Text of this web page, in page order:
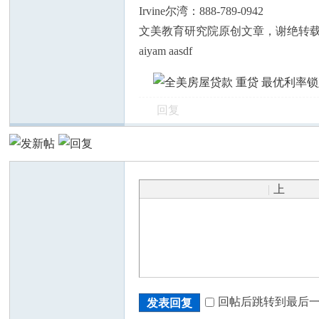
Irvine尔湾：888-789-0942
文美教育研究院原创文章，谢绝转载
aiyam aasdf
回复
|
上
发表回复 回帖后跳转到最后